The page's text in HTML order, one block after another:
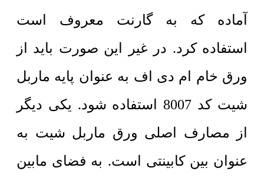
آماده که به گارنت معروف است
استفاده کرد. در غیر این صورت باید از
ورق خام ام دی اف به عنوان پایه ماربل
شیت کد 8007 استفاده شود. یکی دیگر
از مصارف اصلی ورق ماربل شیت به
عنوان بین کابینتی است. به فضای مابین